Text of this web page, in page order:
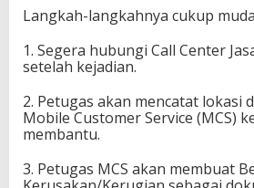
Langkah-langkahnya cukup
1. Segera hubungi Call Center
setelah kejadian.
2. Petugas akan mencatat lokasi
Mobile Customer Service (MCS)
membantu.
3. Petugas MCS akan membuat